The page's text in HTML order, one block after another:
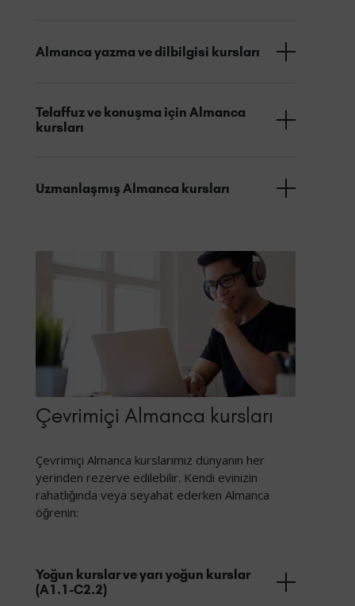
Almanca yazma ve dilbilgisi kursları
Telaffuz ve konuşma için Almanca
kursları
Uzmanlaşmış Almanca kursları
Çevrimiçi Almanca kursları
Çevrimiçi Almanca kurslarımız dünyanın her
yerinden rezerve edilebilir. Kendi evinizin
rahatlığında veya seyahat ederken Almanca
öğrenin:
Yoğun kurslar ve yarı yoğun kurslar
(A1.1-C2.2)